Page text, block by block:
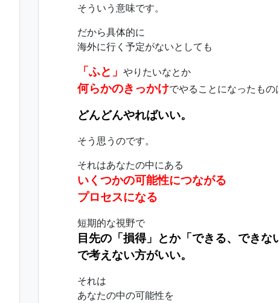
そういう意味です。
だから具体的に
海外に行く予定がないとしても
「ふと」 やりたいなとか
何らかのきっかけでやることになったもの
どんどんやればいい。
そう思うのです。
それはあなたの中にある
いくつかの可能性につながる
プロセスになる
短期的な視野で
目先の「損得」とか「できる、できな
で考えない方がいい。
それは
あなたの中の可能性を